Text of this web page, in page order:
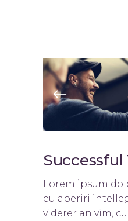
Lorem ipsum
eu aperiri
viderer an vim,